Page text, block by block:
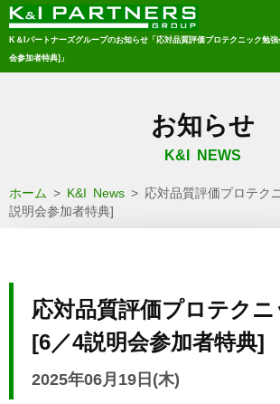
K＆Iパートナーズグループのお知らせ「応対品質評価プロテクニック勉
会参加者特典]」
お知らせ
K&I NEWS
ホーム > K&I News > 応対品質評価プロテク
説明会参加者特典]
応対品質評価プロテク
[6／4説明会参加者特典]
2025年06月19日(木)